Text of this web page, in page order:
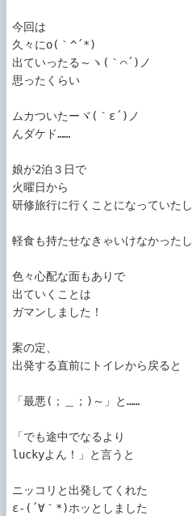
今回は
久々にo(｀^´*)
出ていったる～ヽ(｀⌒´)ノ
思ったくらい
ムカついたーヾ(｀ε´)ノ
んダケド……
娘が2泊３日で
火曜日から
研修旅行に行くことになっていたし
軽食も持たせなきゃいけなかったし
色々心配な面もありで
出ていくことは
ガマンしました！
案の定、
出発する直前にトイレから戻ると
「最悪(；＿；)～」と……
「でも途中でなるより
luckyよん！」と言うと
ニッコリと出発してくれた
ε-(´∀｀*)ホッとしました